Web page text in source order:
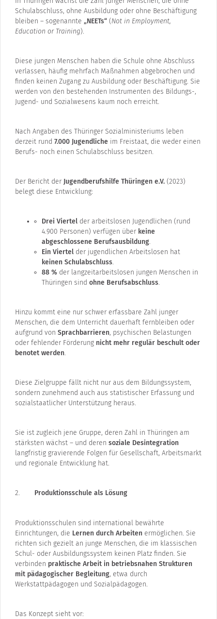
Schulabschluss, ohne Ausbildung oder ohne Beschäftigung
bleiben – sogenannte „NEETs“ (Not in Employment,
Education or Training).
Diese jungen Menschen haben die Schule ohne Abschluss
verlassen, häufig mehrfach Maßnahmen abgebrochen und
finden keinen Zugang zu Ausbildung oder Beschäftigung. Sie
werden von den bestehenden Instrumenten des Bildungs-,
Jugend- und Sozialwesens kaum noch erreicht.
Nach Angaben des Thüringer Sozialministeriums leben
derzeit rund 7.000 Jugendliche im Freistaat, die weder einen
Berufs- noch einen Schulabschluss besitzen.
Der Bericht der Jugendberufshilfe Thüringen e.V. (2023)
belegt diese Entwicklung:
Drei Viertel der arbeitslosen Jugendlichen (rund
4.900 Personen) verfügen über keine
abgeschlossene Berufsausbildung.
Ein Viertel der jugendlichen Arbeitslosen hat
keinen Schulabschluss.
88 % der langzeitarbeitslosen jungen Menschen in
Thüringen sind ohne Berufsabschluss.
Hinzu kommt eine nur schwer erfassbare Zahl junger
Menschen, die dem Unterricht dauerhaft fernbleiben oder
aufgrund von Sprachbarrieren, psychischen Belastungen
oder fehlender Förderung nicht mehr regulär beschult oder
benotet werden.
Diese Zielgruppe fällt nicht nur aus dem Bildungssystem,
sondern zunehmend auch aus statistischer Erfassung und
sozialstaatlicher Unterstützung heraus.
Sie ist zugleich jene Gruppe, deren Zahl in Thüringen am
stärksten wächst – und deren soziale Desintegration
langfristig gravierende Folgen für Gesellschaft, Arbeitsmarkt
und regionale Entwicklung hat.
Produktionsschule als Lösung
Produktionsschulen sind international bewährte
Einrichtungen, die Lernen durch Arbeiten ermöglichen. Sie
richten sich gezielt an junge Menschen, die im klassischen
Schul- oder Ausbildungssystem keinen Platz finden. Sie
verbinden praktische Arbeit in betriebsnahen Strukturen
mit pädagogischer Begleitung, etwa durch
Werkstattpädagogen und Sozialpädagogen.
Das Konzept sieht vor: